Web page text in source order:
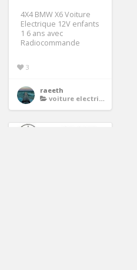
4X4 BMW X6 Voiture
Electrique 12V enfants
1 6 ans avec
Radiocommande
3
raeeth
voiture electrique enfant